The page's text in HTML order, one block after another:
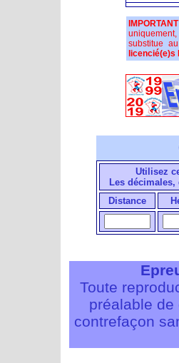
IMPORTANT
substitue
licencié(e)s
Utilisez
Les
Distance
Toute
préalable
contrefaçon